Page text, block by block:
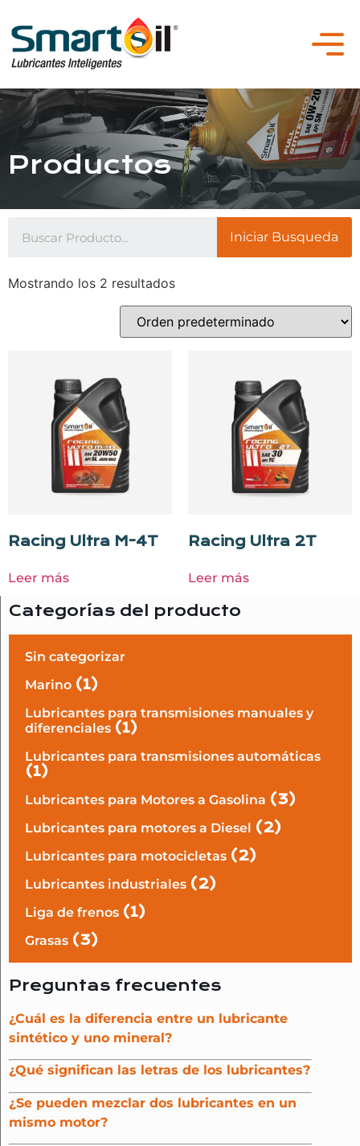
Productos
Iniciar Busqueda
Mostrando los 2 resultados
Racing Ultra M-4T
Leer más
Racing Ultra 2T
Leer más
Categorías del producto
Sin categorizar
Marino (1)
Lubricantes para transmisiones manuales y
diferenciales (1)
Lubricantes para transmisiones automáticas
(1)
Lubricantes para Motores a Gasolina (3)
Lubricantes para motores a Diesel (2)
Lubricantes para motocicletas (2)
Lubricantes industriales (2)
Liga de frenos (1)
Grasas (3)
Preguntas frecuentes
¿Cuál es la diferencia entre un lubricante
sintético y uno mineral?
¿Qué significan las letras de los lubricantes?
¿Se pueden mezclar dos lubricantes en un
mismo motor?